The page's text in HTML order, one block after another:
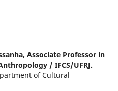
Associate Professor in
/ IFCS/UFRJ.
of Cultural